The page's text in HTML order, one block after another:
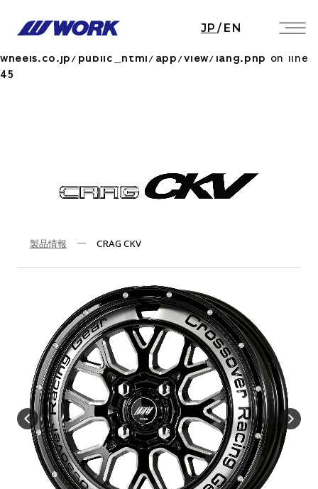
Notice: Undefined index: HTTP_ACCEPT_LANGUAGE
/home/workwheels/work-
wheels.co.jp/public_html/app/view/lang.php on line
45
JP / EN
製品情報 CRAG CKV